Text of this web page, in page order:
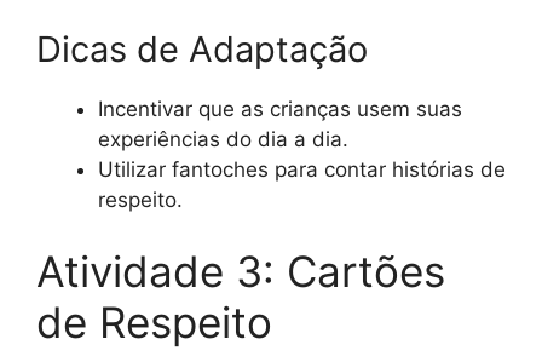
Dicas de Adaptação
Incentivar que as crianças usem suas
experiências do dia a dia.
Utilizar fantoches para contar histórias de
respeito.
Atividade 3: Cartões
de Respeito